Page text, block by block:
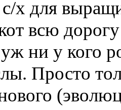
с/х для
всю
ни у кого
Просто